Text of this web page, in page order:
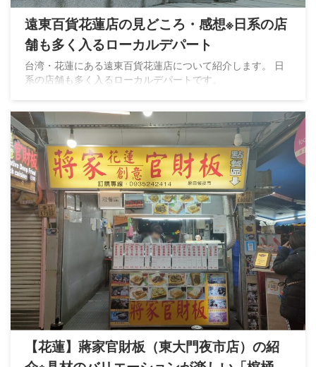
遠東百貨花蓮店の見どころ・感想※日系の店
舗も多く入るローカルデパート
台湾・花蓮にある遠東百貨花蓮店について紹介します。 日
系の店舗も多く入るローカルデパートです。
【花蓮】蔣家官財板（東大門夜市店）の紹